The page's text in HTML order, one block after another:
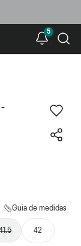
5
-
Guia de medidas
42